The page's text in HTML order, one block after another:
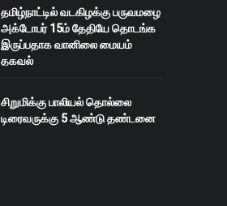
தமிழ்நாட்டில் வடகிழக்கு பருவமழை
அக்டோபர் 15ம் தேதியே தொடங்க
இருப்பதாக வானிலை மையம்
தகவல்
சிறுமிக்கு பாலியல் தொல்லை
டிரைவருக்கு 5 ஆண்டு தண்டனை